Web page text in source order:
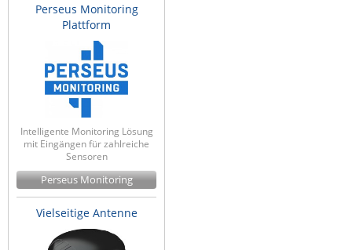
Perseus Monitoring
Plattform
Intelligente Monitoring Lösung
mit Eingängen für zahlreiche
Sensoren
Perseus Monitoring
Vielseitige Antenne